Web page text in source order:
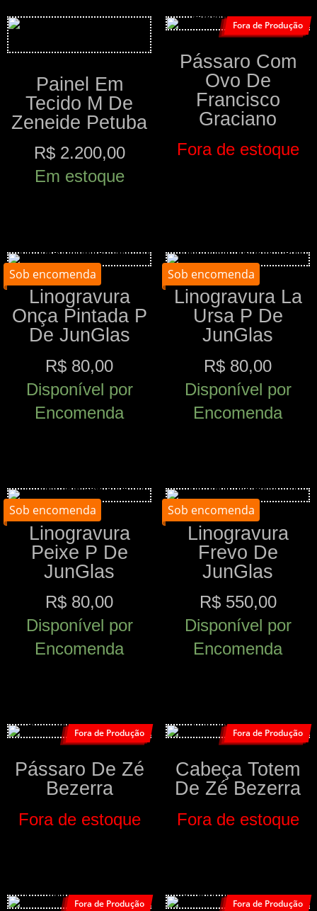
Painel Em
Tecido M De
Zeneide Petuba
R$2.200,00
Em estoque
Fora de Produção
Pássaro Com
Ovo De
Francisco
Graciano
Fora de estoque
Sob encomenda
Linogravura
Onça Pintada P
De JunGlas
R$ 80,00
Disponível por
Encomenda
Sob encomenda
Linogravura La
Ursa P De
JunGlas
R$ 80,00
Disponível por
Encomenda
Sob encomenda
Linogravura
Peixe P De
JunGlas
R$ 80,00
Disponível por
Encomenda
Sob encomenda
Linogravura
Frevo De
JunGlas
R$550,00
Disponível por
Encomenda
Fora de Produção
Pássaro De Zé
Bezerra
Fora de estoque
Fora de Produção
Cabeça Totem
De Zé Bezerra
Fora de estoque
Fora de Produção Fora de Produção